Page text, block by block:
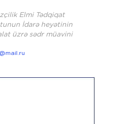
Elmi Tədqiqat
İdarə heyətinin
üzrə sədr müavini